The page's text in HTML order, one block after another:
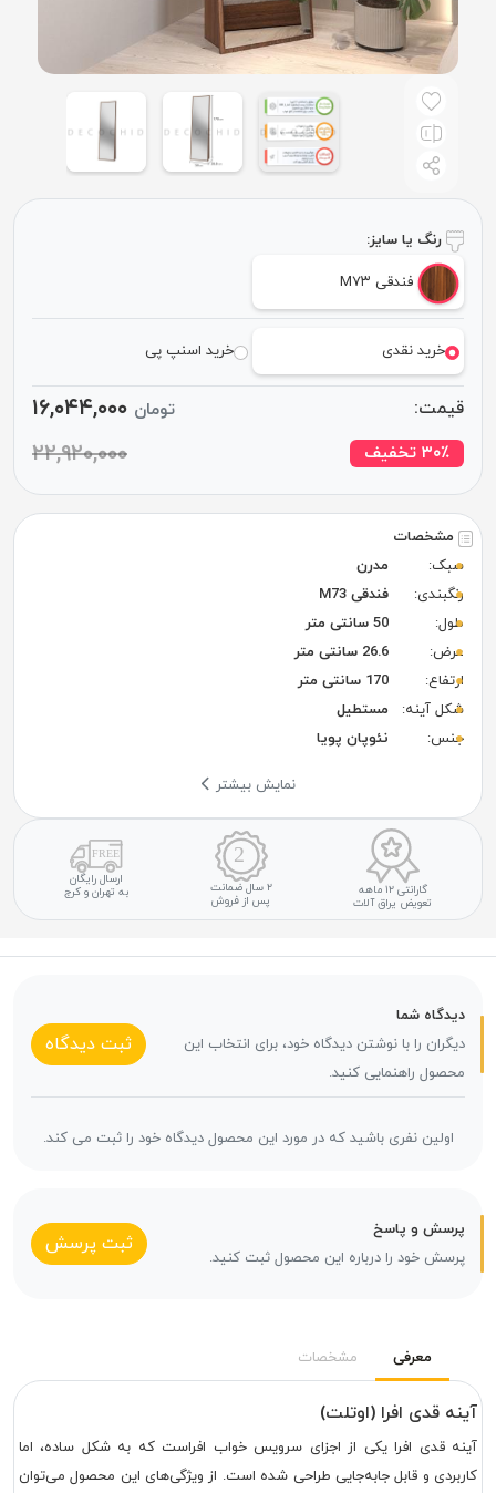
مشخصات
سبک:
مدرن
رنگبندی:
فندقی M73
طول:
50 سانتی متر
عرض:
26.6 سانتی متر
ارتفاع:
170 سانتی متر
شکل آینه:
مستطیل
جنس:
نئوپان پویا
نمایش بیشتر
گارانتی ۱۲ ماهه
تعویض یراق آلات
۲ سال ضمانت
پس از فروش
ارسال رایگان
به تهران و کرج
رنگ یا سایز:
فندقی M۷۳
خرید نقدی خرید اسنپ پی
قیمت: تومان ۱۶,۰۴۴,۰۰۰
۳۰٪ تخفیف ۲۲,۹۲۰,۰۰۰
دیدگاه شما
دیگران را با نوشتن دیدگاه خود، برای انتخاب این
محصول راهنمایی کنید.
ثبت دیدگاه
اولین نفری باشید که در مورد این محصول دیدگاه خود را ثبت می کند.
پرسش و پاسخ
پرسش خود را درباره این محصول ثبت کنید.
ثبت پرسش
معرفی مشخصات
آینه قدی افرا (اوتلت)
آینه قدی افرا یکی از اجزای سرویس خواب افراست که به شکل ساده، اما
کاربردی و قابل جابه‌جایی طراحی شده است. از ویژگی‌های این محصول می‌توان